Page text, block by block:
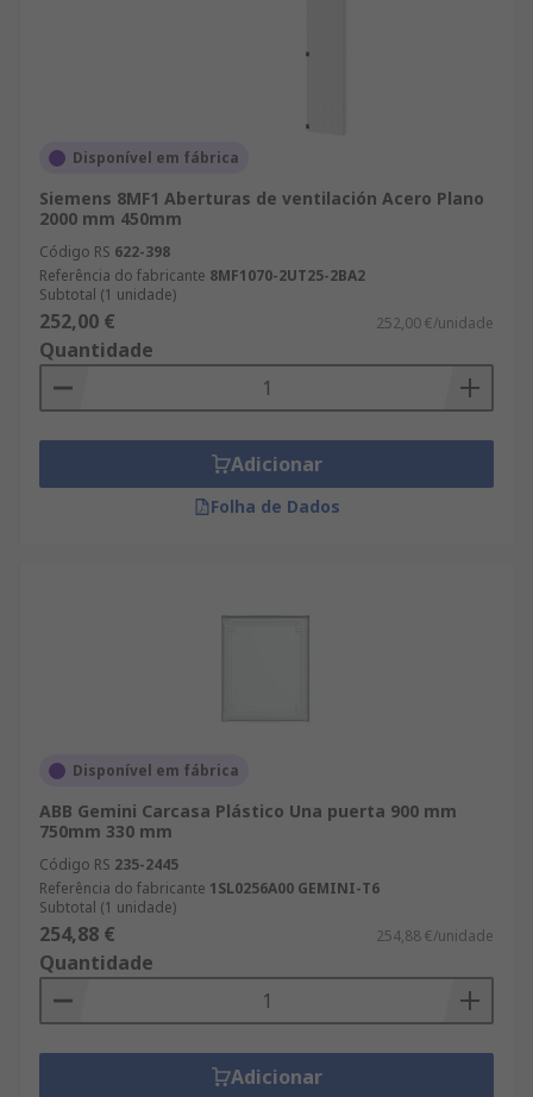
Disponível em fábrica
Siemens 8MF1 Aberturas de ventilación Acero Plano
2000 mm 450mm
Código RS 622-398
Referência do fabricante 8MF1070-2UT25-2BA2
Subtotal (1 unidade)
252,00 € 252,00 €/unidade
Quantidade
Adicionar
Folha de Dados
Disponível em fábrica
ABB Gemini Carcasa Plástico Una puerta 900 mm
750mm 330 mm
Código RS 235-2445
Referência do fabricante 1SL0256A00 GEMINI-T6
Subtotal (1 unidade)
254,88 € 254,88 €/unidade
Quantidade
Adicionar